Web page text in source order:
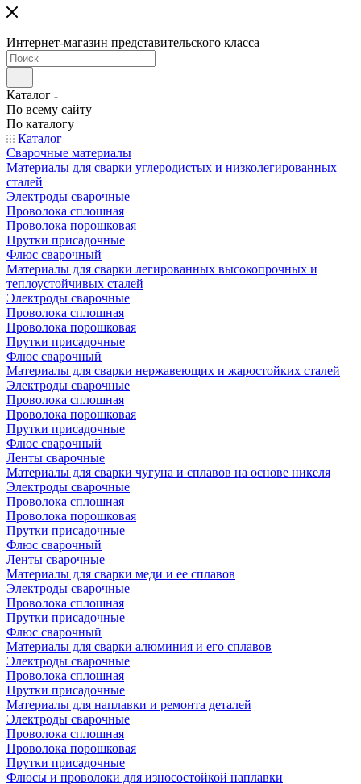
Интернет-магазин представительского класса
Каталог
По всему сайту
По каталогу
Каталог
Сварочные материалы
Материалы для сварки углеродистых и низколегированных
сталей
Электроды сварочные
Проволока сплошная
Проволока порошковая
Прутки присадочные
Флюс сварочный
Материалы для сварки легированных высокопрочных и
теплоустойчивых сталей
Электроды сварочные
Проволока сплошная
Проволока порошковая
Прутки присадочные
Флюс сварочный
Материалы для сварки нержавеющих и жаростойких сталей
Электроды сварочные
Проволока сплошная
Проволока порошковая
Прутки присадочные
Флюс сварочный
Ленты сварочные
Материалы для сварки чугуна и сплавов на основе никеля
Электроды сварочные
Проволока сплошная
Проволока порошковая
Прутки присадочные
Флюс сварочный
Ленты сварочные
Материалы для сварки меди и ее сплавов
Электроды сварочные
Проволока сплошная
Прутки присадочные
Флюс сварочный
Материалы для сварки алюминия и его сплавов
Электроды сварочные
Проволока сплошная
Прутки присадочные
Материалы для наплавки и ремонта деталей
Электроды сварочные
Проволока сплошная
Проволока порошковая
Прутки присадочные
Флюсы и проволоки для износостойкой наплавки